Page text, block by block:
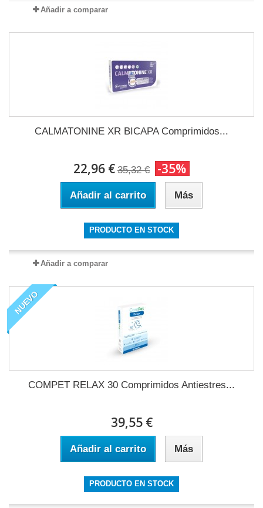
Añadir a comparar
CALMATONINE XR BICAPA Comprimidos...
22,96 € 35,32 € -35%
Añadir al carrito Más
PRODUCTO EN STOCK
Añadir a comparar
NUEVO
COMPET RELAX 30 Comprimidos Antiestres...
39,55 €
Añadir al carrito Más
PRODUCTO EN STOCK